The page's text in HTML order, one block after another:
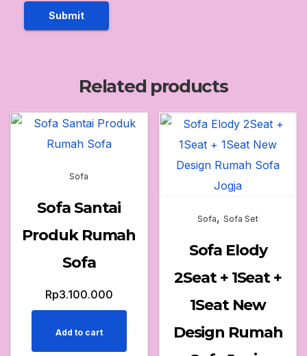
Related products
Sofa
Sofa Santai
Produk Rumah
Sofa
Rp3.100.000
Add to cart
Sofa,Sofa Set
Sofa Elody
2Seat + 1Seat +
1Seat New
Design Rumah